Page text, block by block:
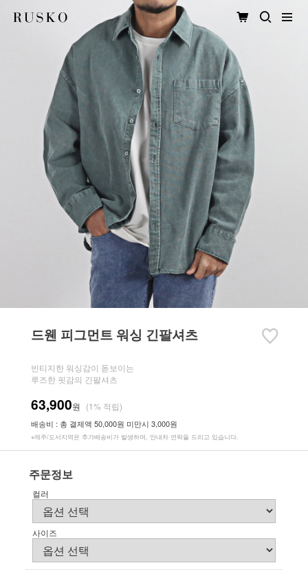
드웬 피그먼트 워싱 긴팔셔츠
빈티지한 워싱감이 돋보이는
루즈한 핏감의 긴팔셔츠
63,900원 (1% 적립)
배송비 : 총 결제액 50,000원 미만시 3,000원
※제주/도서지역은 추가배송비가 발생하며, 안내차 연락을 드리고 있습니다.
주문정보
컬러
사이즈